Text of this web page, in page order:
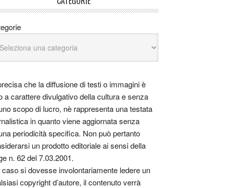
che la diffusione di testi o immagini è
a carattere divulgativo della cultura e senza
scopo di lucro, nè rappresenta una testata
in quanto viene aggiornata senza
periodicità specifica. Non può pertanto
un prodotto editoriale ai sensi della
n. 62 del 7.03.2001.
caso si dovesse involontariamente ledere un
copyright d’autore, il contenuto verrà